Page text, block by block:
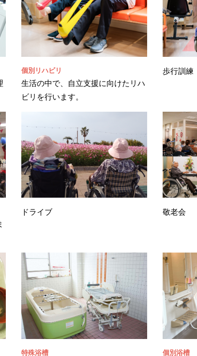
個別リハビリ
生活の中で、自立支援に向けたリハ
ビリを行います。
歩行訓練
ドライブ 敬老会
特殊浴槽 個別浴槽